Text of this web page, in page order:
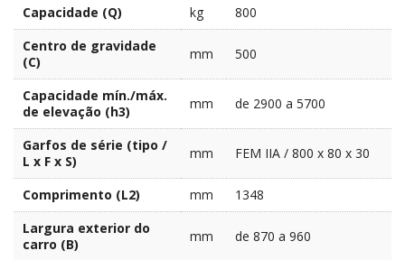
Capacidade (Q) kg
800
Centro de gravidade
(C)
mm 500
Capacidade mín./máx.
de elevação (h3)
mm de 2900 a 5700
Garfos de série (tipo /
L x F x S)
mm FEM IIA / 800 x 80 x 30
Comprimento (L2) mm
1348
Largura exterior do
carro (B)
mm de 870 a 960